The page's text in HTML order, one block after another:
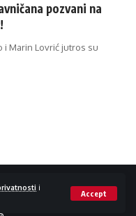
i
Accept
pozvani na
i Marin Lovrić jutros su